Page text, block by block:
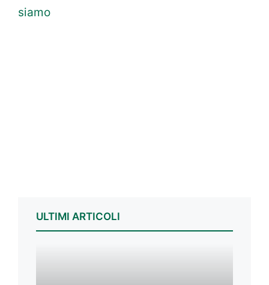
siamo
ULTIMI ARTICOLI